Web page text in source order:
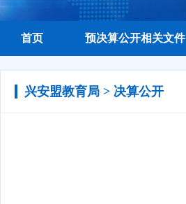
首页 预决算公开相关文件
兴安盟教育局 > 决算公开